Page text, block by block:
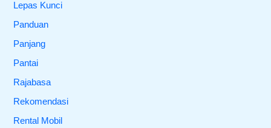
Lepas Kunci
Panduan
Panjang
Pantai
Rajabasa
Rekomendasi
Rental Mobil